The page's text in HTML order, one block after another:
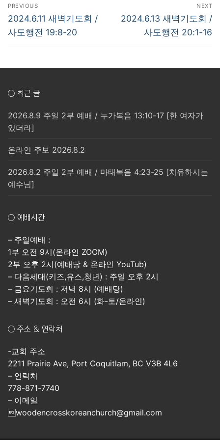
탐
색
PREVIOUS
Previous
post:
2024.6.11 새벽기도회 /
사도행전 19:8-20
NEXT
Next
2024.6.13 새벽기도회 /
사도행전 20:1-16
○ 최근 글
2026.8.9 주일 2부 예배 / 누가복음 13:10-17 [한 여자가
있더라]
온라인 주보 2026.8.2
2026.8.2 주일 2부 예배 / 마태복음 4:23-25 [치유하시는
예수님]
○ 예배시간
– 주일예배 :
1부 오전 9시(온라인 ZOOM)
2부 오후 2시(예배당 & 온라인 YouTub)
– 다음세대(키즈,유스,청년) : 주일 오후 2시
– 금요기도회 : 저녁 8시 (예배당)
– 새벽기도회 : 오전 6시 (화-토/온라인)
○ 주소 & 연락처
-교회 주소
2211 Prairie Ave, Port Coquitlam, BC V3B 4L6
– 연락처
778-871-7740
– 이메일
woodencrosskoreanchurch@gmail.com